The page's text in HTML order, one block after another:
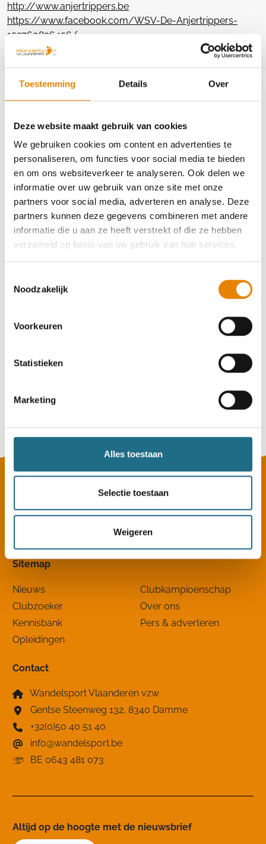
Toestemming Details Over
Deze website maakt gebruik van cookies
We gebruiken cookies om content en advertenties te
personaliseren, om functies voor social media te bieden
en om ons websiteverkeer te analyseren. Ook delen we
informatie over uw gebruik van onze site met onze
partners voor social media, adverteren en analyse. Deze
partners kunnen deze gegevens combineren met andere
informatie die u aan ze heeft verstrekt of die ze hebben
verzameld op basis van uw gebruik van hun services.
Noodzakelijk
Voorkeuren
Statistieken
Marketing
Alles toestaan
Selectie toestaan
Weigeren
http://www.anjertrippers.be
https://www.facebook.com/WSV-De-Anjertrippers-
152760896456/
Aankomende wandeltochten van deze
club
Duinentocht
4 km 7 km 12 km 20 km
Eksel (Hechtel-Eksel), Limburg
Sylvestertocht
4 km
Hechtel (Hechtel-Eksel), Limburg
Sitemap
Nieuws
Clubzoeker
Kennisbank
Opleidingen
Clubkampioenschap
Over ons
Pers & adverteren
Contact
Wandelsport Vlaanderen vzw
Gentse Steenweg 132, 8340 Damme
+32(0)50 40 51 40
info@wandelsport.be
BE 0643 481 073
Altijd op de hoogte ​met de nieuwsbrief